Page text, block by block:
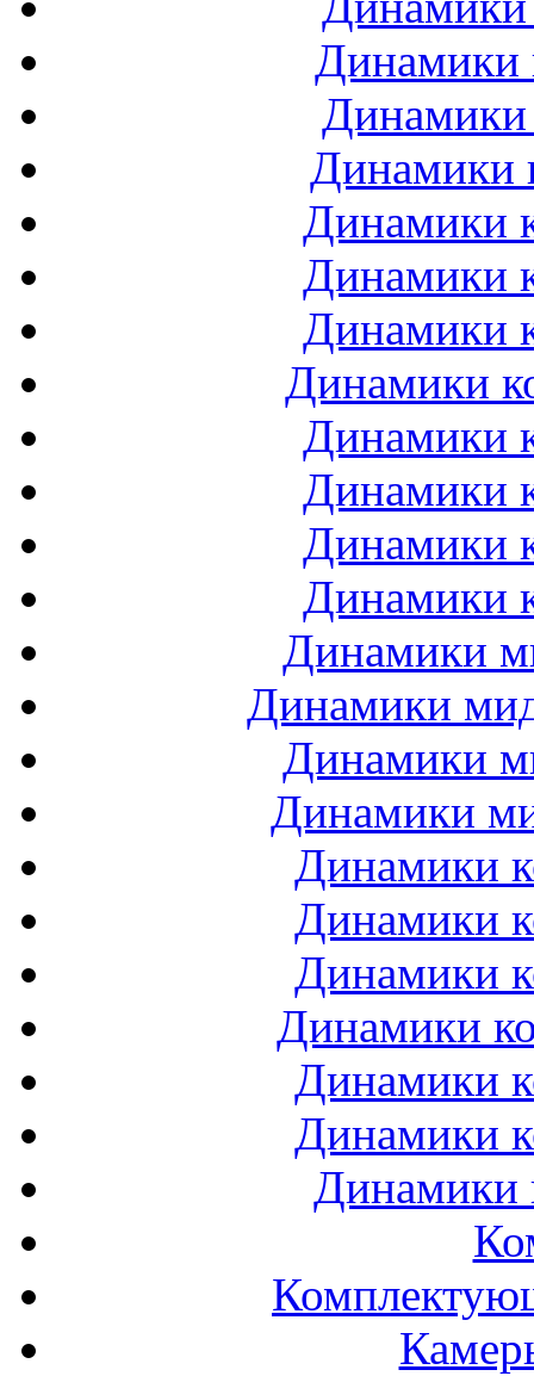
Динамики
Динамики
Динамики
Динамики
Динамики
Динамики
Динамики
Динамики
Динамики
Динамики
Динамики
Динамики
Динамики
Динамики
Динамики
Динамики
Динамики
Динамики
Динамики
Динамики
Динамики
Динамики